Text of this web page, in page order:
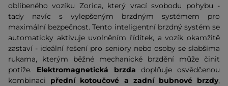
oblíbeného vozíku Zorica, který vrací svobodu pohybu -
tady navíc s vylepšeným brzdným systémem pro
maximální bezpečnost. Tento inteligentní brzdný systém se
automaticky aktivuje uvolněním řídítek, a vozík okamžitě
zastaví - ideální řešení pro seniory nebo osoby se slabšíma
rukama, kterým běžné mechanické brzdění může činit
potíže. Elektromagnetická brzda doplňuje osvědčenou
kombinaci přední kotoučové a zadní bubnové brzdy,